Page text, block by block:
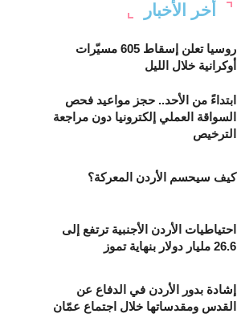
أخر الأخبار
روسيا تعلن إسقاط 605 مسيّرات
أوكرانية خلال الليل
ابتداءً من الأحد.. حجز مواعيد فحص
السواقة العملي إلكترونيا دون مراجعة
الترخيص
كيف سيحسم الأردن المعركة؟
احتياطيات الأردن الأجنبية ترتفع إلى
26.6 مليار دولار بنهاية تموز
إشادة بدور الأردن في الدفاع عن
القدس ومقدساتها خلال اجتماع عمّان